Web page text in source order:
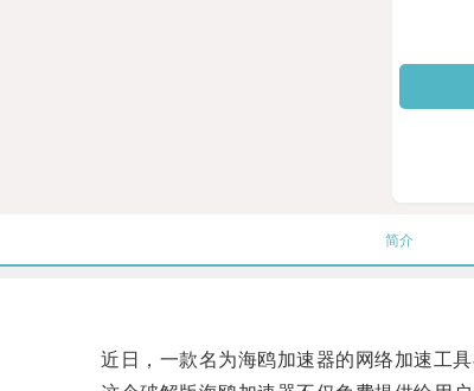
简介
近日，一款名为海鸥加速器的网络加速工具